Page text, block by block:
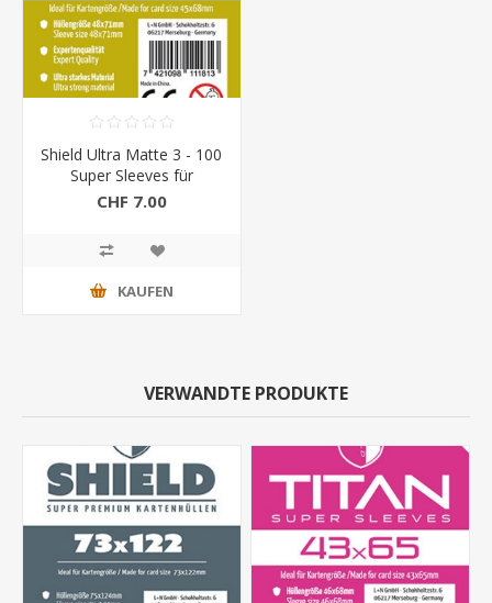
Shield Ultra Matte 3 - 100
Super Sleeves für
Kartengrösse 45 x 68
CHF 7.00
KAUFEN
VERWANDTE PRODUKTE